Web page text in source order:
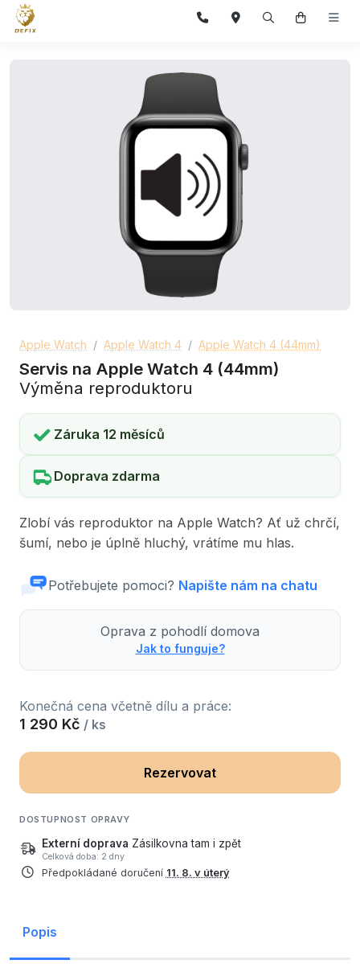
Apple Watch Apple Watch 4 Apple Watch 4 (44mm)
Servis na Apple Watch 4 (44mm)
Výměna reproduktoru
Záruka 12 měsíců
Doprava zdarma
Zlobí vás reproduktor na Apple Watch? Ať už chrčí,
šumí, nebo je úplně hluchý, vrátíme mu hlas.
Potřebujete pomoci? Napište nám na chatu
Oprava z pohodlí domova
Jak to funguje?
Konečná cena včetně dílu a práce:
1 290 Kč / ks
Rezervovat
DOSTUPNOST OPRAVY
Externí doprava Zásilkovna tam i zpět
Celková doba: 2 dny
Předpokládané doručení 11. 8. v úterý
Popis